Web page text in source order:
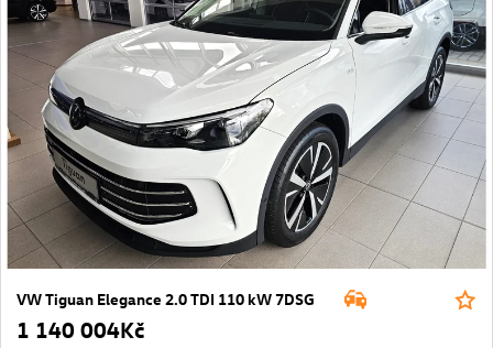
VW Tiguan Elegance 2.0 TDI 110 kW 7DSG
1 140 004Kč